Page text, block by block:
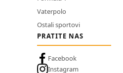
Vaterpolo
Ostali sportovi
PRATITE NAS
Facebook
Instagram